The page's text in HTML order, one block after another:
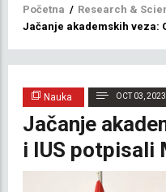
Breadcrumb
Početna / Research &
Jačanje akademskih veza:
Nauka OCT 03, 2023
Jačanje
i IUS potpisali